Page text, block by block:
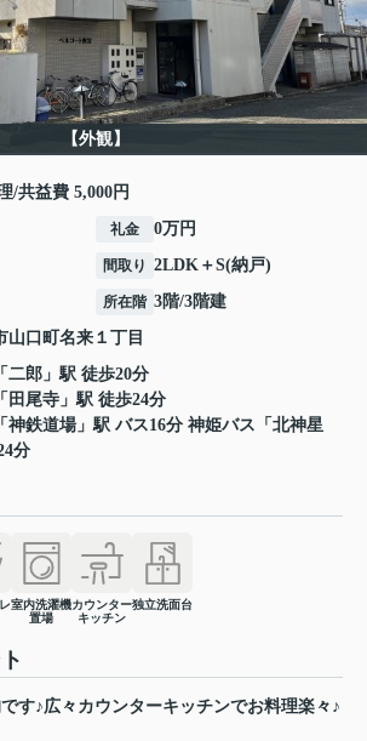
【外観】
/共益費 5,000円
礼金 0万円
間取り 2LDK＋S(納戸)
所在階 3階/3階建
山口町名来 １丁目
「 二郎 」駅 徒歩20分
「 田尾寺 」駅 徒歩24分
「 神鉄道場」駅 バス16分 神姫バス「北神星
分
室内洗濯機
置場
カウンター
キッチン
独立洗面台
す♪広々カウンターキッチンでお料理楽々♪